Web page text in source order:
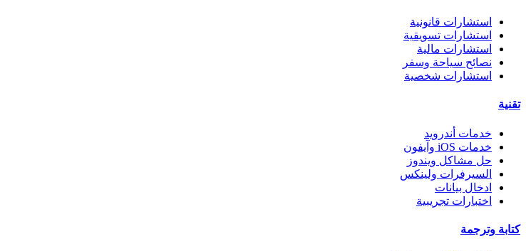
استشارات قانونية
استشارات تسويقية
استشارات مالية
نصائح سياحة وسفر
استشارات شخصية
تقنية
خدمات أندرويد
خدمات iOS وآيفون
حل مشاكل ويندوز
السيرفرات ولينكس
ادخال بيانات
اختبارات تجريبية
كتابة وترجمة